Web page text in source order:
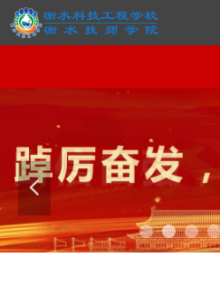
넳
专业建